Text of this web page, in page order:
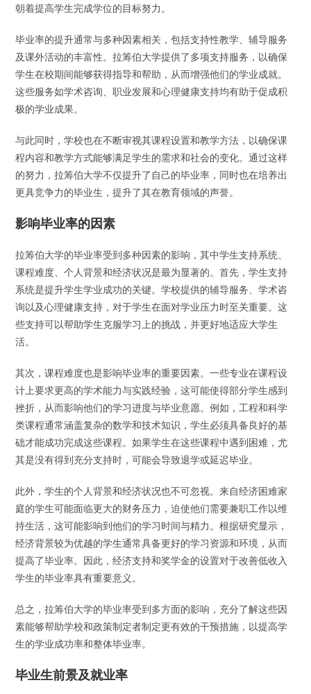
朝着提高学生完成学位的目标努力。
毕业率的提升通常与多种因素相关，包括支持性教学、辅导服务
及课外活动的丰富性。拉筹伯大学提供了多项支持服务，以确保
学生在校期间能够获得指导和帮助，从而增强他们的学业成就。
这些服务如学术咨询、职业发展和心理健康支持均有助于促成积
极的学业成果。
与此同时，学校也在不断审视其课程设置和教学方法，以确保课
程内容和教学方式能够满足学生的需求和社会的变化。通过这样
的努力，拉筹伯大学不仅提升了自己的毕业率，同时也在培养出
更具竞争力的毕业生，提升了其在教育领域的声誉。
影响毕业率的因素
拉筹伯大学的毕业率受到多种因素的影响，其中学生支持系统、
课程难度、个人背景和经济状况是最为显著的。首先，学生支持
系统是提升学生学业成功的关键。学校提供的辅导服务、学术咨
询以及心理健康支持，对于学生在面对学业压力时至关重要。这
些支持可以帮助学生克服学习上的挑战，并更好地适应大学生
活。
其次，课程难度也是影响毕业率的重要因素。一些专业在课程设
计上要求更高的学术能力与实践经验，这可能使得部分学生感到
挫折，从而影响他们的学习进度与毕业意愿。例如，工程和科学
类课程通常涵盖复杂的数学和技术知识，学生必须具备良好的基
础才能成功完成这些课程。如果学生在这些课程中遇到困难，尤
其是没有得到充分支持时，可能会导致退学或延迟毕业。
此外，学生的个人背景和经济状况也不可忽视。来自经济困难家
庭的学生可能面临更大的财务压力，迫使他们需要兼职工作以维
持生活，这可能影响到他们的学习时间与精力。根据研究显示，
经济背景较为优越的学生通常具备更好的学习资源和环境，从而
提高了毕业率。因此，经济支持和奖学金的设置对于改善低收入
学生的毕业率具有重要意义。
总之，拉筹伯大学的毕业率受到多方面的影响，充分了解这些因
素能够帮助学校和政策制定者制定更有效的干预措施，以提高学
生的学业成功率和整体毕业率。
毕业生前景及就业率